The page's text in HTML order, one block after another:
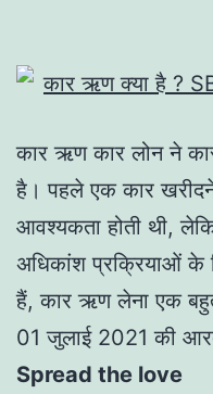
कार ऋण कार लोन ने
है। पहले एक कार
आवश्यकता होती थी,
अधिकांश प्रक्रियाओं
हैं, कार ऋण लेना एक
01 जुलाई 2021 की
Spread the love